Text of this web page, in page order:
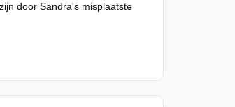
door Sandra's misplaatste